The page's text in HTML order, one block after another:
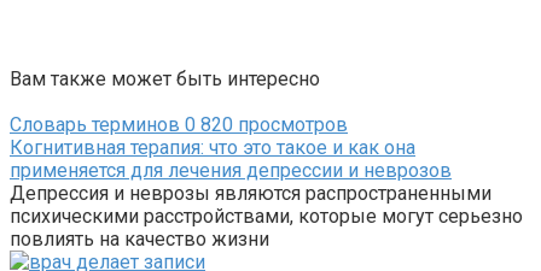
Вам также может быть интересно
Словарь терминов 0 820 просмотров
Когнитивная терапия: что это такое и как она
применяется для лечения депрессии и неврозов
Депрессия и неврозы являются распространенными
психическими расстройствами, которые могут серьезно
повлиять на качество жизни